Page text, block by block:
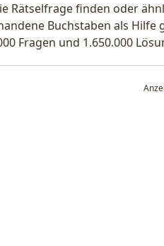
Rätselfrage finden oder
Buchstaben als
Fragen und 1.650.000